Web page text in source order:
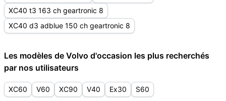
XC40 t3 163 ch geartronic 8
XC40 d3 adblue 150 ch geartronic 8
Les modèles de Volvo d'occasion les plus recherchés
par nos utilisateurs
XC60 V60 XC90 V40 Ex30 S60